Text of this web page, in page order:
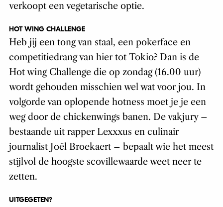
verkoopt een vegetarische optie.
HOT WING CHALLENGE
Heb jij een tong van staal, een pokerface en
competitiedrang van hier tot Tokio? Dan is de
Hot wing Challenge die op zondag (16.00 uur)
wordt gehouden misschien wel wat voor jou. In
volgorde van oplopende hotness moet je je een
weg door de chickenwings banen. De vakjury –
bestaande uit rapper Lexxxus en culinair
journalist Joël Broekaert – bepaalt wie het meest
stijlvol de hoogste scovillewaarde weet neer te
zetten.
UITGEGETEN?